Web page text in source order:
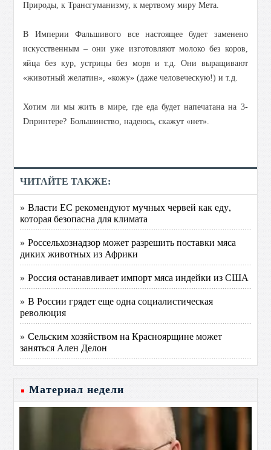
Природы, к Трансгуманизму, к мертвому миру Мета.
В Империи Фальшивого все настоящее будет заменено
искусственным – они уже изготовляют молоко без коров,
яйца без кур, устрицы без моря и т.д. Они выращивают
«животный желатин», «кожу» (даже человеческую!) и т.д.
Хотим ли мы жить в мире, где еда будет напечатана на 3-
Dпринтере? Большинство, надеюсь, скажут «нет».
ЧИТАЙТЕ ТАКЖЕ:
» Власти ЕС рекомендуют мучных червей как еду,
которая безопасна для климата
» Россельхознадзор может разрешить поставки мяса
диких животных из Африки
» Россия останавливает импорт мяса индейки из США
» В России грядет еще одна социалистическая
революция
» Сельским хозяйством на Красноярщине может
заняться Ален Делон
Материал недели